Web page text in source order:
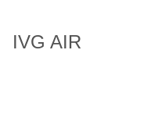
IVG AIR